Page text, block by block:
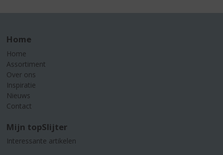
Home
Home
Assortiment
Over ons
Inspiratie
Nieuws
Contact
Mijn topSlijter
Interessante artikelen